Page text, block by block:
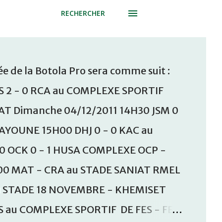
RECHERCHER
de la Botola Pro sera comme suit :
- 0 RCA au COMPLEXE SPORTIF
Dimanche 04/12/2011 14H30 JSM 0
15H00 DHJ 0 - 0 KAC au
OCK 0 - 1 HUSA COMPLEXE OCP -
MAT - CRA au STADE SANIAT RMEL
18 NOVEMBRE - KHEMISET
COMPLEXE SPORTIF DE FES - FES